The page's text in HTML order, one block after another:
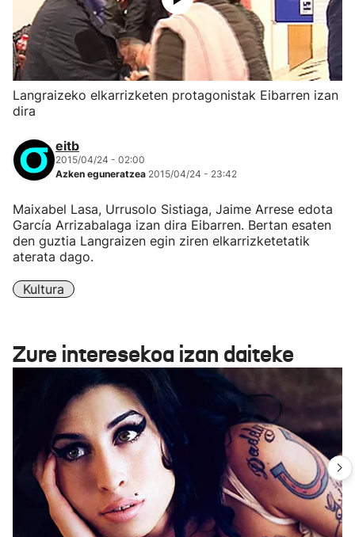
Langraizeko elkarrizketen protagonistak Eibarren izan
dira
eitb
2015/04/24 - 02:00
Azken eguneratzea 2015/04/24 - 23:42
Maixabel Lasa, Urrusolo Sistiaga, Jaime Arrese edota
García Arrizabalaga izan dira Eibarren. Bertan esaten
den guztia Langraizen egin ziren elkarrizketetatik
aterata dago.
Kultura
Zure interesekoa izan daiteke